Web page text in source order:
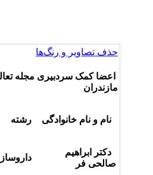
حذف تصاویر و رنگ‌ها
اعضا کمک سردبیری مجله
مازندران
نام و نام خانوادگی رشته
دکتر ابراهیم
صالحی فر